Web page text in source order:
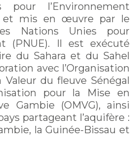
l’Environnement
et mis en œuvre par le
Nations Unies pour
(PNUE). Il est exécuté
du Sahara et du Sahel
avec l’Organisation
du fleuve Sénégal
pour la Mise en
Gambie (OMVG), ainsi
partageant l’aquifère :
la Guinée-Bissau et